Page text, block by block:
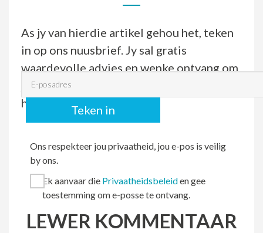
As jy van hierdie artikel gehou het, teken
in op ons nuusbrief. Jy sal gratis
waardevolle advies en wenke ontvang om
jou kinders se akademiese prestasie 'n
hupstoot te gee.
Teken in
Ons respekteer jou privaatheid, jou e-pos is veilig
by ons.
Ek aanvaar die Privaatheidsbeleiden gee
toestemming om e-posse te ontvang.
LEWER KOMMENTAAR